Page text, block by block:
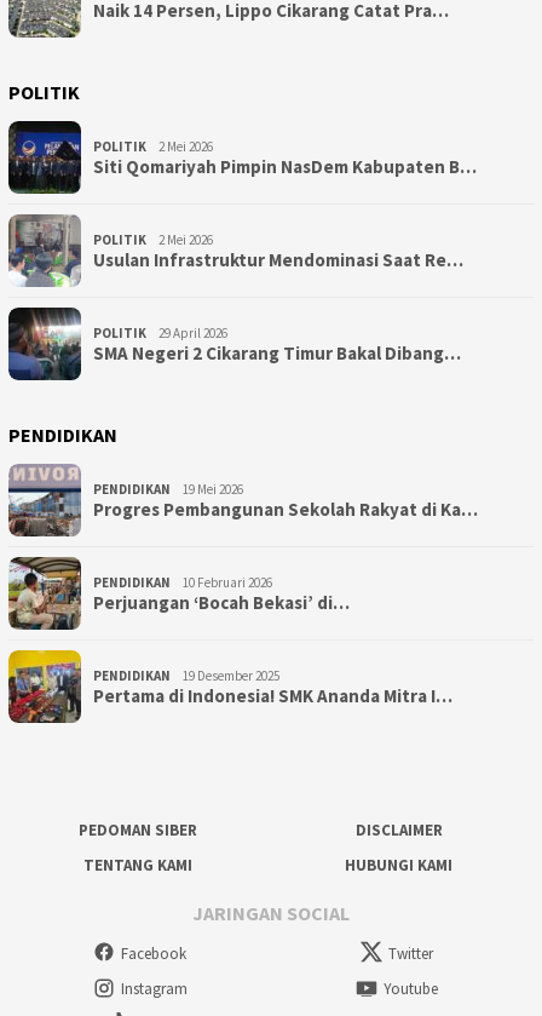
Naik 14 Persen, Lippo Cikarang Catat Pra…
POLITIK
POLITIK 2 Mei 2026
Siti Qomariyah Pimpin NasDem Kabupaten B…
POLITIK 2 Mei 2026
Usulan Infrastruktur Mendominasi Saat Re…
POLITIK 29 April 2026
SMA Negeri 2 Cikarang Timur Bakal Dibang…
PENDIDIKAN
PENDIDIKAN 19 Mei 2026
Progres Pembangunan Sekolah Rakyat di Ka…
PENDIDIKAN 10 Februari 2026
Perjuangan ‘Bocah Bekasi’ di…
PENDIDIKAN 19 Desember 2025
Pertama di Indonesia! SMK Ananda Mitra I…
PEDOMAN SIBER
DISCLAIMER
TENTANG KAMI
HUBUNGI KAMI
JARINGAN SOCIAL
Facebook
Twitter
Instagram
Youtube